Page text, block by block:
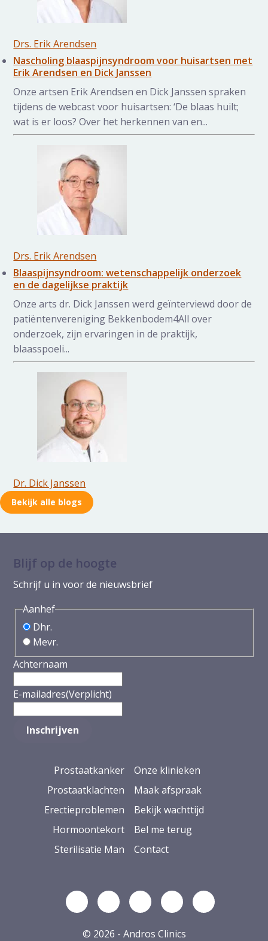
Drs. Erik Arendsen
Nascholing blaaspijnsyndroom voor huisartsen met
Erik Arendsen en Dick Janssen
Onze artsen Erik Arendsen en Dick Janssen spraken
tijdens de webcast voor huisartsen: ‘De blaas huilt;
wat is er loos? Over het herkennen van en...
Drs. Erik Arendsen
Blaaspijnsyndroom: wetenschappelijk onderzoek
en de dagelijkse praktijk
Onze arts dr. Dick Janssen werd geïnterviewd door de
patiëntenvereniging Bekkenbodem4All over
onderzoek, zijn ervaringen in de praktijk,
blaasspoeli...
Dr. Dick Janssen
Bekijk alle blogs
Blijf op de hoogte
Schrijf u in voor de nieuwsbrief
Aanhef
Dhr.
Mevr.
Achternaam
E-mailadres(Verplicht)
Prostaatkanker
Prostaatklachten
Erectieproblemen
Hormoontekort
Sterilisatie Man
Onze klinieken
Maak afspraak
Bekijk wachttijd
Bel me terug
Contact
Volg ons op Linkedin
Volg ons op YouTube
Volg ons op Facebook
Volg ons op
Volg ons
© 2026 - Andros Clinics